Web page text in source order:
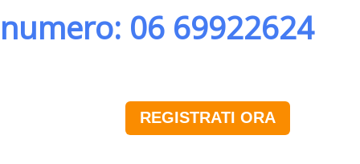
numero: 06 69922624
REGISTRATI ORA